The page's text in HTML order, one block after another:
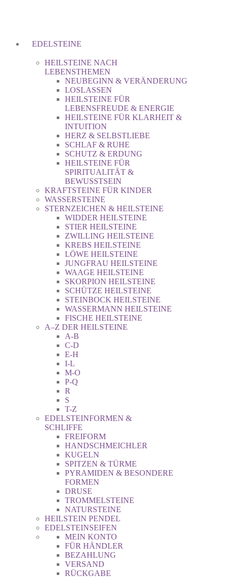
EDELSTEINE
HEILSTEINE NACH
LEBENSTHEMEN
NEUBEGINN & VERÄNDERUNG
LOSLASSEN
HEILSTEINE FÜR
LEBENSFREUDE & ENERGIE
HEILSTEINE FÜR KLARHEIT &
INTUITION
HERZ & SELBSTLIEBE
SCHLAF & RUHE
SCHUTZ & ERDUNG
HEILSTEINE FÜR
SPIRITUALITÄT &
BEWUSSTSEIN
KRAFTSTEINE FÜR KINDER
WASSERSTEINE
STERNZEICHEN & HEILSTEINE
WIDDER HEILSTEINE
STIER HEILSTEINE
ZWILLING HEILSTEINE
KREBS HEILSTEINE
LÖWE HEILSTEINE
JUNGFRAU HEILSTEINE
WAAGE HEILSTEINE
SKORPION HEILSTEINE
SCHÜTZE HEILSTEINE
STEINBOCK HEILSTEINE
WASSERMANN HEILSTEINE
FISCHE HEILSTEINE
A–Z DER HEILSTEINE
A-B
C-D
E-H
I-L
M-O
P-Q
R
S
T-Z
EDELSTEINFORMEN &
SCHLIFFE
FREIFORM
HANDSCHMEICHLER
KUGELN
SPITZEN & TÜRME
PYRAMIDEN & BESONDERE
FORMEN
DRUSE
TROMMELSTEINE
NATURSTEINE
HEILSTEIN PENDEL
EDELSTEINSEIFEN
MEIN KONTO
FÜR HÄNDLER
BEZAHLUNG
VERSAND
RÜCKGABE